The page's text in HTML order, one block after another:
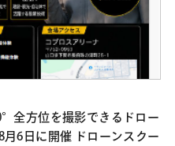
全方位を撮影できるドロー
6日に開催 ドローンスクー